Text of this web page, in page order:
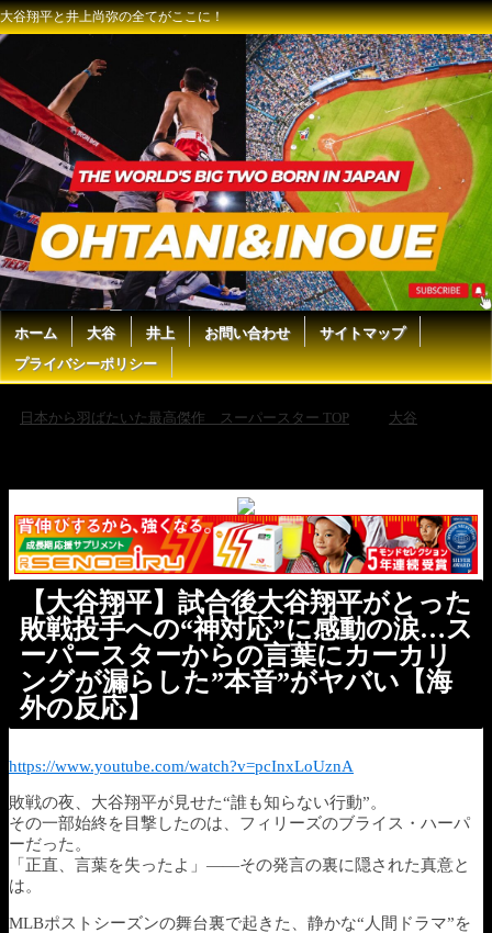
大谷翔平と井上尚弥の全てがここに！
ホーム 大谷 井上 お問い合わせ
サイトマップ
プライバシーポリシー
日本から羽ばたいた最高傑作 スーパースター TOP
大谷
【大谷翔平】試合後大谷翔平がとった
敗戦投手への“神対応”に感動の涙…ス
ーパースターからの言葉にカーカリ
ングが漏らした”本音”がヤバい【海
外の反応】
https://www.youtube.com/watch?v=pcInxLoUznA
敗戦の夜、大谷翔平が見せた“誰も知らない行動”。
その一部始終を目撃したのは、フィリーズのブライス・ハーパ
ーだった。
「正直、言葉を失ったよ」――その発言の裏に隠された真意と
は。
MLBポストシーズンの舞台裏で起きた、静かな“人間ドラマ”を